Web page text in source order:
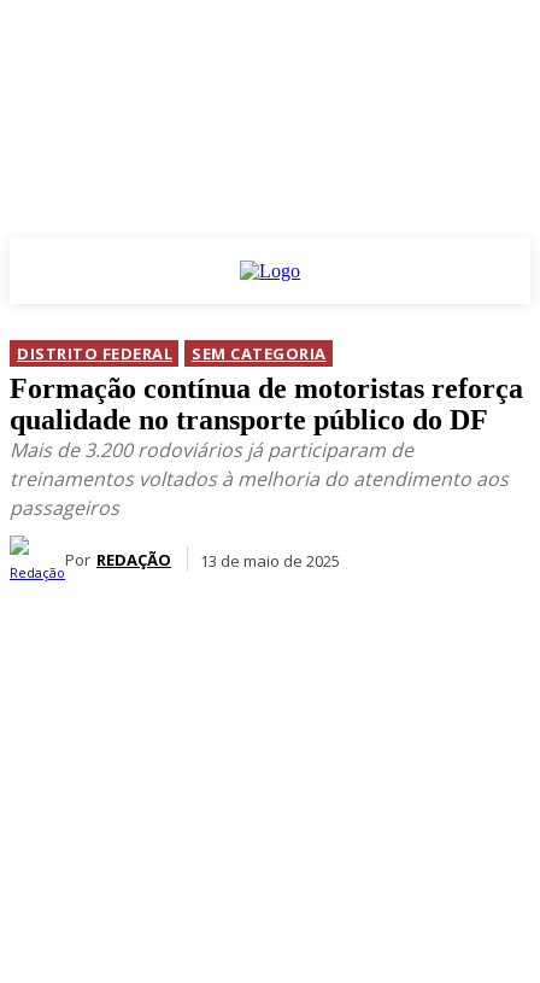
DISTRITO FEDERAL SEM CATEGORIA
Formação contínua de motoristas reforça
qualidade no transporte público do DF
Mais de 3.200 rodoviários já participaram de
treinamentos voltados à melhoria do atendimento aos
passageiros
Por REDAÇÃO 13 de maio de 2025